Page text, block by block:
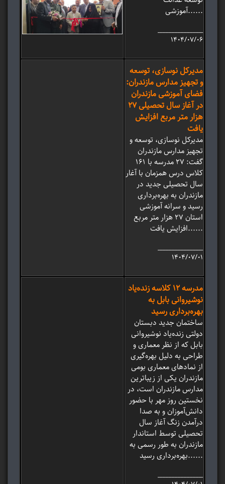
آموزشی......
_______________
۱۴۰۴/۰۷/۰۶
مدیرکل نوسازی، توسعه
و تجهیز مدارس مازندران:
فضای آموزشی مازندران
در آغاز سال تحصیلی ۲۷
هزار متر مربع افزایش
یافت
مدیرکل نوسازی، توسعه و
تجهیز مدارس مازندران
گفت: ۲۷ مدرسه با ۱۶۱
کلاس درس همزمان با آغار
سال تحصیلی جدید در
مازندران به بهره‌برداری
رسید و سرانه آموزشی
استان ۲۷ هزار متر مربع
افزایش یافت......
_______________
۱۴۰۴/۰۷/۰۱
مدرسه ۱۲ کلاسه زنده‌یاد
نوشیروانی بابل به
بهره‌برداری رسید
ساختمان جدید دبستان
دولتی زنده‌یاد نوشیروانی
بابل که از نظر معماری و
طراحی به دلیل بهره‌گیری
از نمادهای معماری بومی
مازندران یکی از زیباترین
مدارس مازندران است، در
نخستین روز مهر با حضور
دانش‌آموزان و به صدا
درآمدن زنگ آغاز سال
تحصیلی توسط استاندار
مازندران به طور رسمی به
بهره‌برداری رسید......
_______________